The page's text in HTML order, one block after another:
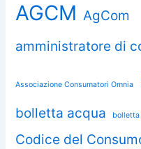
AGCM AgCom
amministratore di
Associazione Consumatori Omnia
bolletta acqua
Codice del